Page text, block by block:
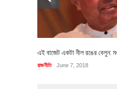
এই বাজেট একটা নীল রঙের বেলুন:
রাজনীতি June 7, 2018